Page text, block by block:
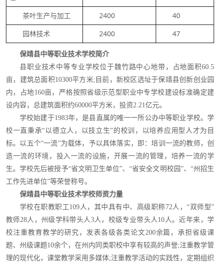
茶叶生产与加工
2400
40
园林技术
2400 47
保靖县中等职业技术学校简介
县职业技术中等专业学校位于魏竹路中心地带，占地面积60.5
亩，建筑总面积10300平方米;目前，新校区选址于保靖县创新创业园
内，占地160亩，严格按照省级示范型职业中专学校建设标准确定建
设内容，总建筑面积约60000平方米，投资2.21亿元。
学校始建于1983年，是县直属的唯一一所公办中等职业学校。学
校一直秉承“以德立人，以技立生”的校训，以培养应用型人才为目
标。以五个“一流”为载体，予以具体落实，即：培训一流的教师，创
造一流的环境，投入一流的设施，开展一流的管理，培养一流的学
生。学校先后被授予“省文明卫生单位”、“省安全文明校园”、“州招生
工作先进单位”等荣誉称号。
保靖县中等职业技术学校师资力量
学校在职教职工109人，其中具有中、高级职称72人，“双师型”
教师28人，州级学科带头人3人，校级专业带头人10人。近年来，学
校注重教育教学的研究，发表各级各类论文200余篇，承担省级课
题、州级课题10余个，在州内同类职校中享有较高的声誉;注重教学管
理的现代化，课堂教学采用多媒体;注重教学活动的实践性，定期组织